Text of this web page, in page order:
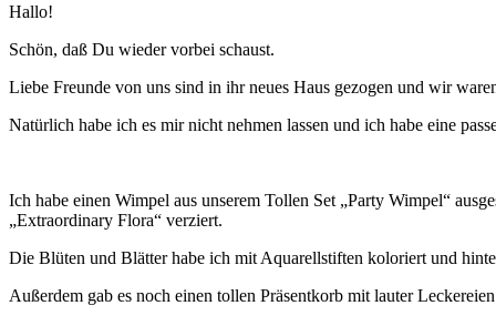
Hallo!
Schön, daß Du wieder vorbei schaust.
Liebe Freunde von uns sind in ihr neues Haus gezogen und wir
Natürlich habe ich es mir nicht nehmen lassen und ich habe eine
Ich habe einen Wimpel aus unserem Tollen Set „Party Wimpel“
„Extraordinary Flora“ verziert.
Die Blüten und Blätter habe ich mit Aquarellstiften koloriert und
Außerdem gab es noch einen tollen Präsentkorb mit lauter